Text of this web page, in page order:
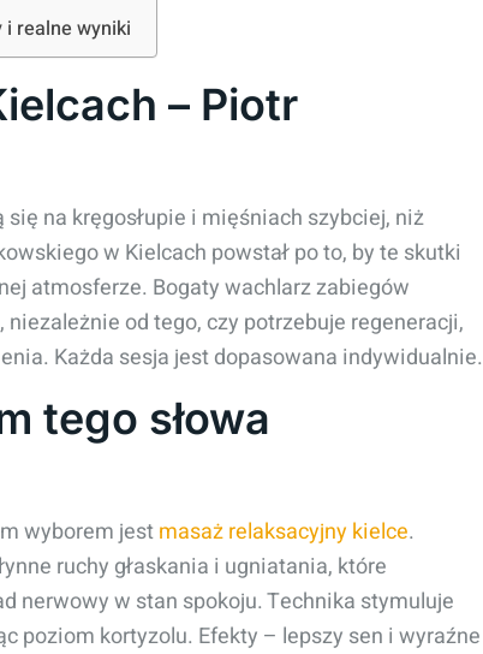
realne wyniki
– Piotr
na kręgosłupie i mięśniach szybciej, niż
w Kielcach powstał po to, by te skutki
atmosferze. Bogaty wachlarz zabiegów
od tego, czy potrzebuje regeneracji,
Każda sesja jest dopasowana indywidualnie.
tego słowa
wyborem jestmasaż relaksacyjny kielce.
ruchy głaskania i ugniatania, które
nerwowy w stan spokoju. Technika stymuluje
poziom kortyzolu. Efekty – lepszy sen i wyraźne